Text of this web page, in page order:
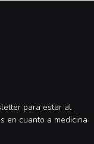
para estar al
en cuanto a medicina